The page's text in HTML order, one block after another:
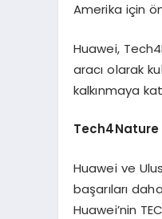
Amerika için
Huawei,
aracı olarak
kalkınmaya
Tech4Nature
Huawei ve
başarıları
Huawei’nin